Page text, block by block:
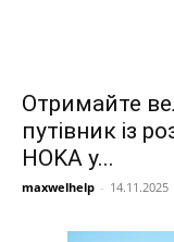
Отримайте
путівник із
HOKA у...
maxwelhelp - 14.11.2025